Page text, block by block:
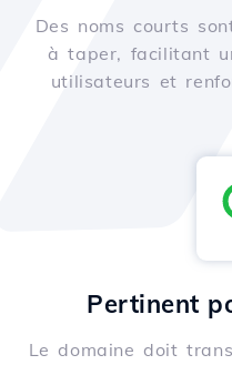
Des noms courts
à taper, facilitant
utilisateurs et
Pertinent
Le domaine doit